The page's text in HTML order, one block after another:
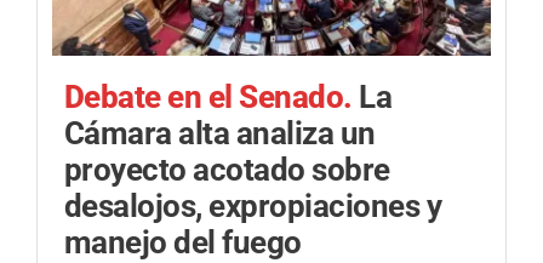
Debate en el Senado. La
Cámara alta analiza un
proyecto acotado sobre
desalojos, expropiaciones y
manejo del fuego